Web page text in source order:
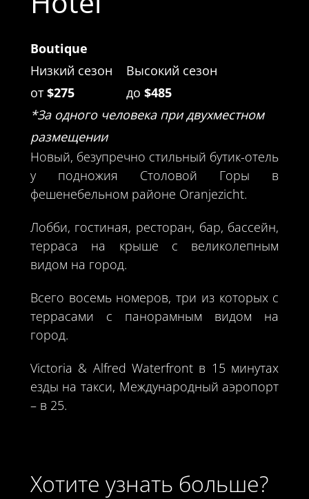
Boutique
Низкий сезон
от$275
Высокий сезон
до $485
*За одного человека при двухместном
размещении
Новый, безупречно стильный бутик-отель
у подножия Столовой Горы в
фешенебельном районе Oranjezicht.
Лобби, гостиная, ресторан, бар, бассейн,
терраса на крыше с великолепным
видом на город.
Всего восемь номеров, три из которых с
террасами с панорамным видом на
город.
Victoria & Alfred Waterfront в 15 минутах
езды на такси, Международный аэропорт
– в 25.
Хотите узнать больше?